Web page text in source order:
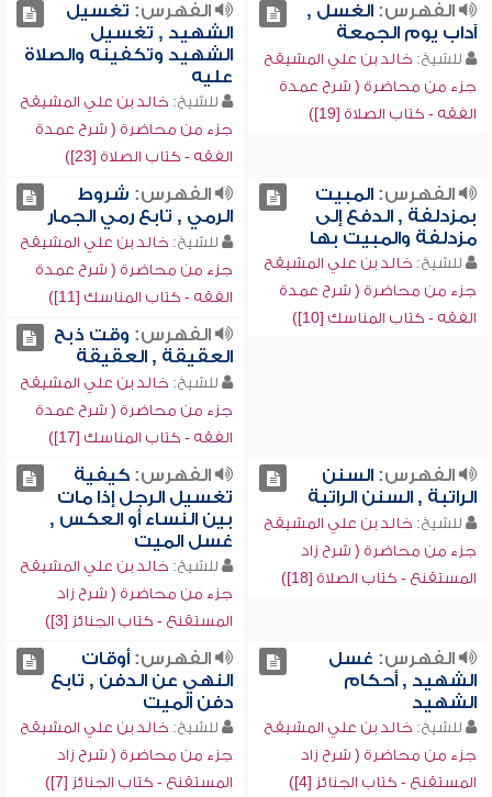
الفهرس:الغسل ,
آداب يوم الجمعة
للشيخ: خالد بن علي المشيقح
جزء من محاضرة ( شرح عمدة
الفقه - كتاب الصلاة [19])
الفهرس: تغسيل
الشهيد , تغسيل
الشهيد وتكفينه والصلاة
عليه
للشيخ: خالد بن علي المشيقح
جزء من محاضرة ( شرح عمدة
الفقه - كتاب الصلاة [23])
الفهرس:المبيت
بمزدلفة , الدفع إلى
مزدلفة والمبيت بها
للشيخ: خالد بن علي المشيقح
جزء من محاضرة ( شرح عمدة
الفقه - كتاب المناسك [10])
الفهرس: شروط
الرمي , تابع رمي الجمار
للشيخ: خالد بن علي المشيقح
جزء من محاضرة ( شرح عمدة
الفقه - كتاب المناسك [11])
الفهرس: وقت ذبح
العقيقة , العقيقة
للشيخ: خالد بن علي المشيقح
جزء من محاضرة ( شرح عمدة
الفقه - كتاب المناسك [17])
الفهرس:السنن
الراتبة , السنن الراتبة
للشيخ: خالد بن علي المشيقح
جزء من محاضرة ( شرح زاد
المستقنع - كتاب الصلاة [18])
الفهرس:كيفية
تغسيل الرجل إذا مات
بين النساء أو العكس ,
غسل الميت
للشيخ: خالد بن علي المشيقح
جزء من محاضرة ( شرح زاد
المستقنع - كتاب الجنائز [3])
الفهرس: غسل
الشهيد , أحكام
الشهيد
للشيخ: خالد بن علي المشيقح
جزء من محاضرة ( شرح زاد
المستقنع - كتاب الجنائز [4])
الفهرس:أوقات
النهي عن الدفن , تابع
دفن الميت
للشيخ: خالد بن علي المشيقح
جزء من محاضرة ( شرح زاد
المستقنع - كتاب الجنائز [7])